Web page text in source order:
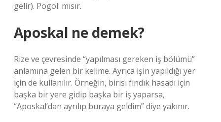
gelir). Pogol: mısır.
Aposkal ne demek?
Rize ve çevresinde “yapılması gereken iş bölümü”
anlamına gelen bir kelime. Ayrıca işin yapıldığı yer
için de kullanılır. Örneğin, birisi fındık hasadı için
başka bir yere gidip başka bir iş yaparsa,
“Aposkal’dan ayrılıp buraya geldim” diye yakınır.